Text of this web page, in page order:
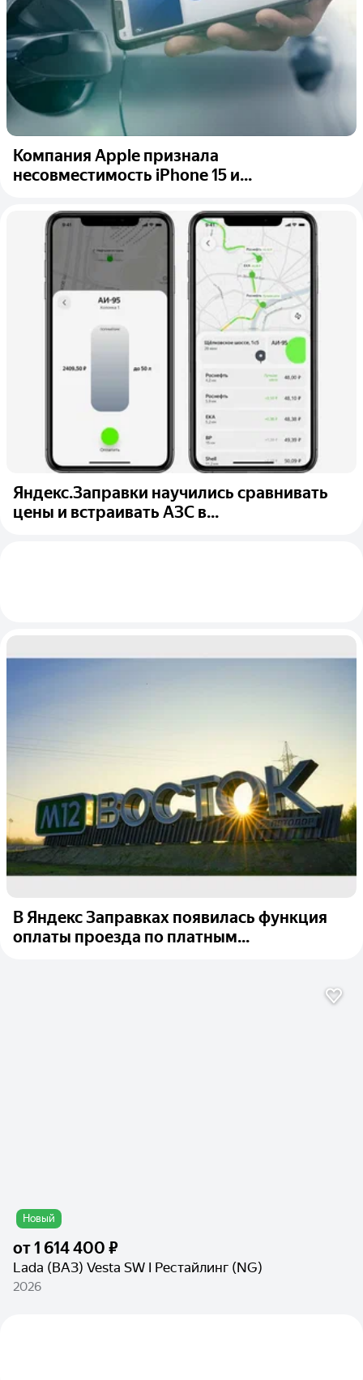
Компания Apple признала
несовместимость iPhone 15 и...
Яндекс.Заправки научились сравнивать
цены и встраивать АЗС в...
В Яндекс Заправках появилась функция
оплаты проезда по платным...
Новый
от1 614 400 ₽
Lada (ВАЗ) Vesta SW I Рестайлинг (NG)
2026